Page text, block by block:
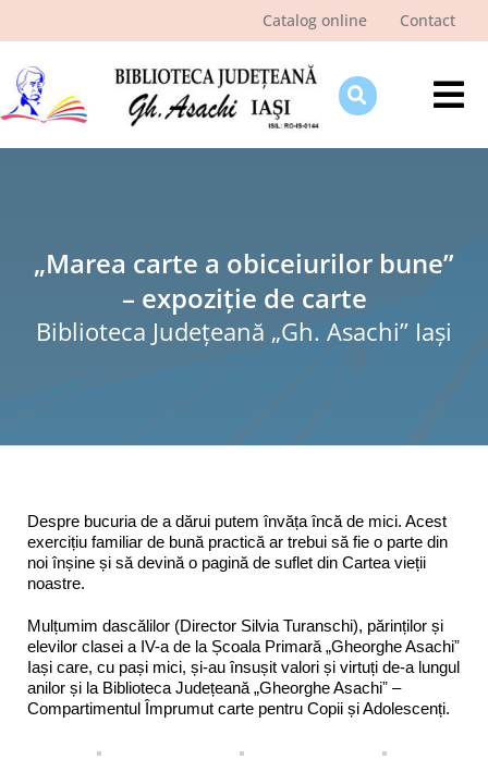
Catalog online Contact
Ştiri şi evenimente
Programe şi proiecte
Interes public
„Marea carte a obiceiurilor bune”
– expoziție de carte
Biblioteca Judeţeană „Gh. Asachi” Iaşi
Despre bucuria de a dărui putem învăța încă de mici. Acest
exercițiu familiar de bună practică ar trebui să fie o parte din
noi înșine și să devină o pagină de suflet din Cartea vieții
noastre.
Mulțumim dascălilor (Director Silvia Turanschi), părinților și
elevilor clasei a IV-a de la Școala Primară „Gheorghe Asachiˮ
Iași care, cu pași mici, și-au însușit valori și virtuți de-a lungul
anilor și la Biblioteca Județeană „Gheorghe Asachiˮ –
Compartimentul Împrumut carte pentru Copii și Adolescenți.